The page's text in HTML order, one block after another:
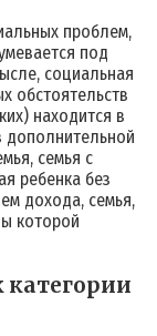
проблем,
под
социальная
обстоятельств
находится в
дополнительной
семья с
ребенка без
дохода, семья,
которой
категории